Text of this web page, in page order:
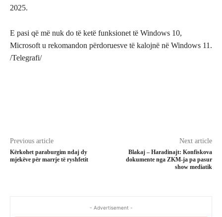
2025.
E pasi që më nuk do të ketë funksionet të Windows 10,
Microsoft u rekomandon përdoruesve të kalojnë në Windows 11.
/Telegrafi/
Previous article
Kërkohet paraburgim ndaj dy
mjekëve për marrje të ryshfetit
Next article
Blakaj – Haradinajt: Konfiskova
dokumente nga ZKM-ja pa pasur
show mediatik
- Advertisement -